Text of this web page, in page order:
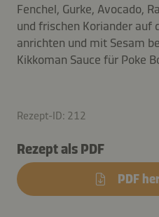
Fenchel, Gurke, Avocado,
und frischen Koriander auf
anrichten und mit Sesam
Kikkoman Sauce für Poke
Rezept-ID: 212
Rezept als PDF
PDF